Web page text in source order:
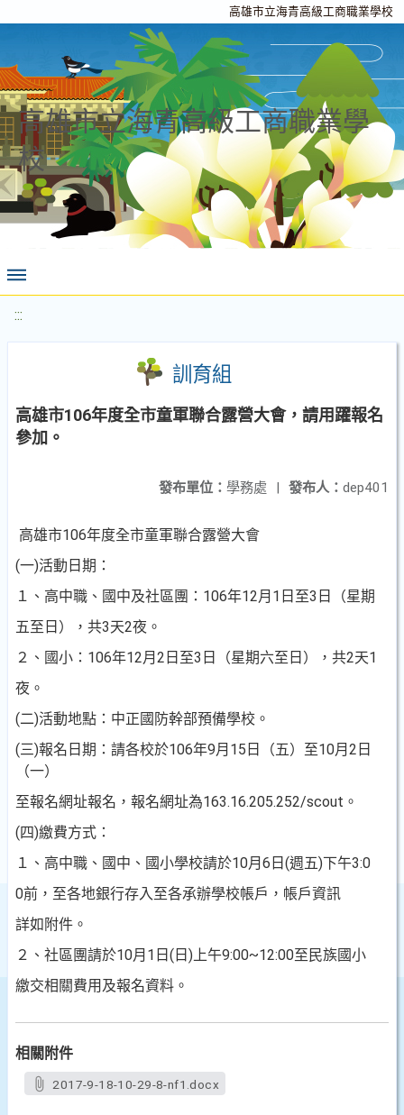
高雄市立海青高級工商職業學校
高雄市立海青高級工商職業學
校
:::
訓育組
高雄市106年度全市童軍聯合露營大會，請用躍報名
參加。
發布人： dep401
發布單位： 學務處 |
高雄市106年度全市童軍聯合露營大會
(一)活動日期：
１、高中職、國中及社區團：106年12月1日至3日（星期
五至日），共3天2夜。
２、國小：106年12月2日至3日（星期六至日），共2天1
夜。
(二)活動地點：中正國防幹部預備學校。
(三)報名日期：請各校於106年9月15日（五）至10月2日
（一）
至報名網址報名，報名網址為163.16.205.252/scout。
(四)繳費方式：
１、高中職、國中、國小學校請於10月6日(週五)下午3:0
0前，至各地銀行存入至各承辦學校帳戶，帳戶資訊
詳如附件。
２、社區團請於10月1日(日)上午9:00~12:00至民族國小
繳交相關費用及報名資料。
相關附件
2017-9-18-10-29-8-nf1.docx